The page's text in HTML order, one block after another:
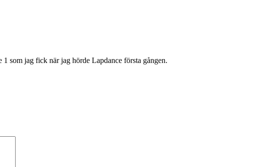
som jag fick när jag hörde Lapdance första gången.